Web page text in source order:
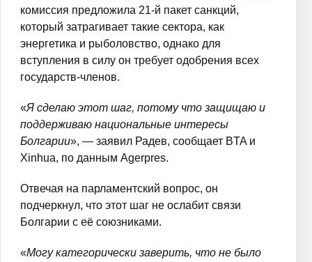
комиссия предложила 21-й пакет санкций,
который затрагивает такие сектора, как
энергетика и рыболовство, однако для
вступления в силу он требует одобрения всех
государств-членов.
«Я сделаю этот шаг, потому что защищаю и
поддерживаю национальные интересы
Болгарии», — заявил Радев, сообщает BTA и
Xinhua, по данным Agerpres.
Отвечая на парламентский вопрос, он
подчеркнул, что этот шаг не ослабит связи
Болгарии с её союзниками.
«Могу категорически заверить, что не было